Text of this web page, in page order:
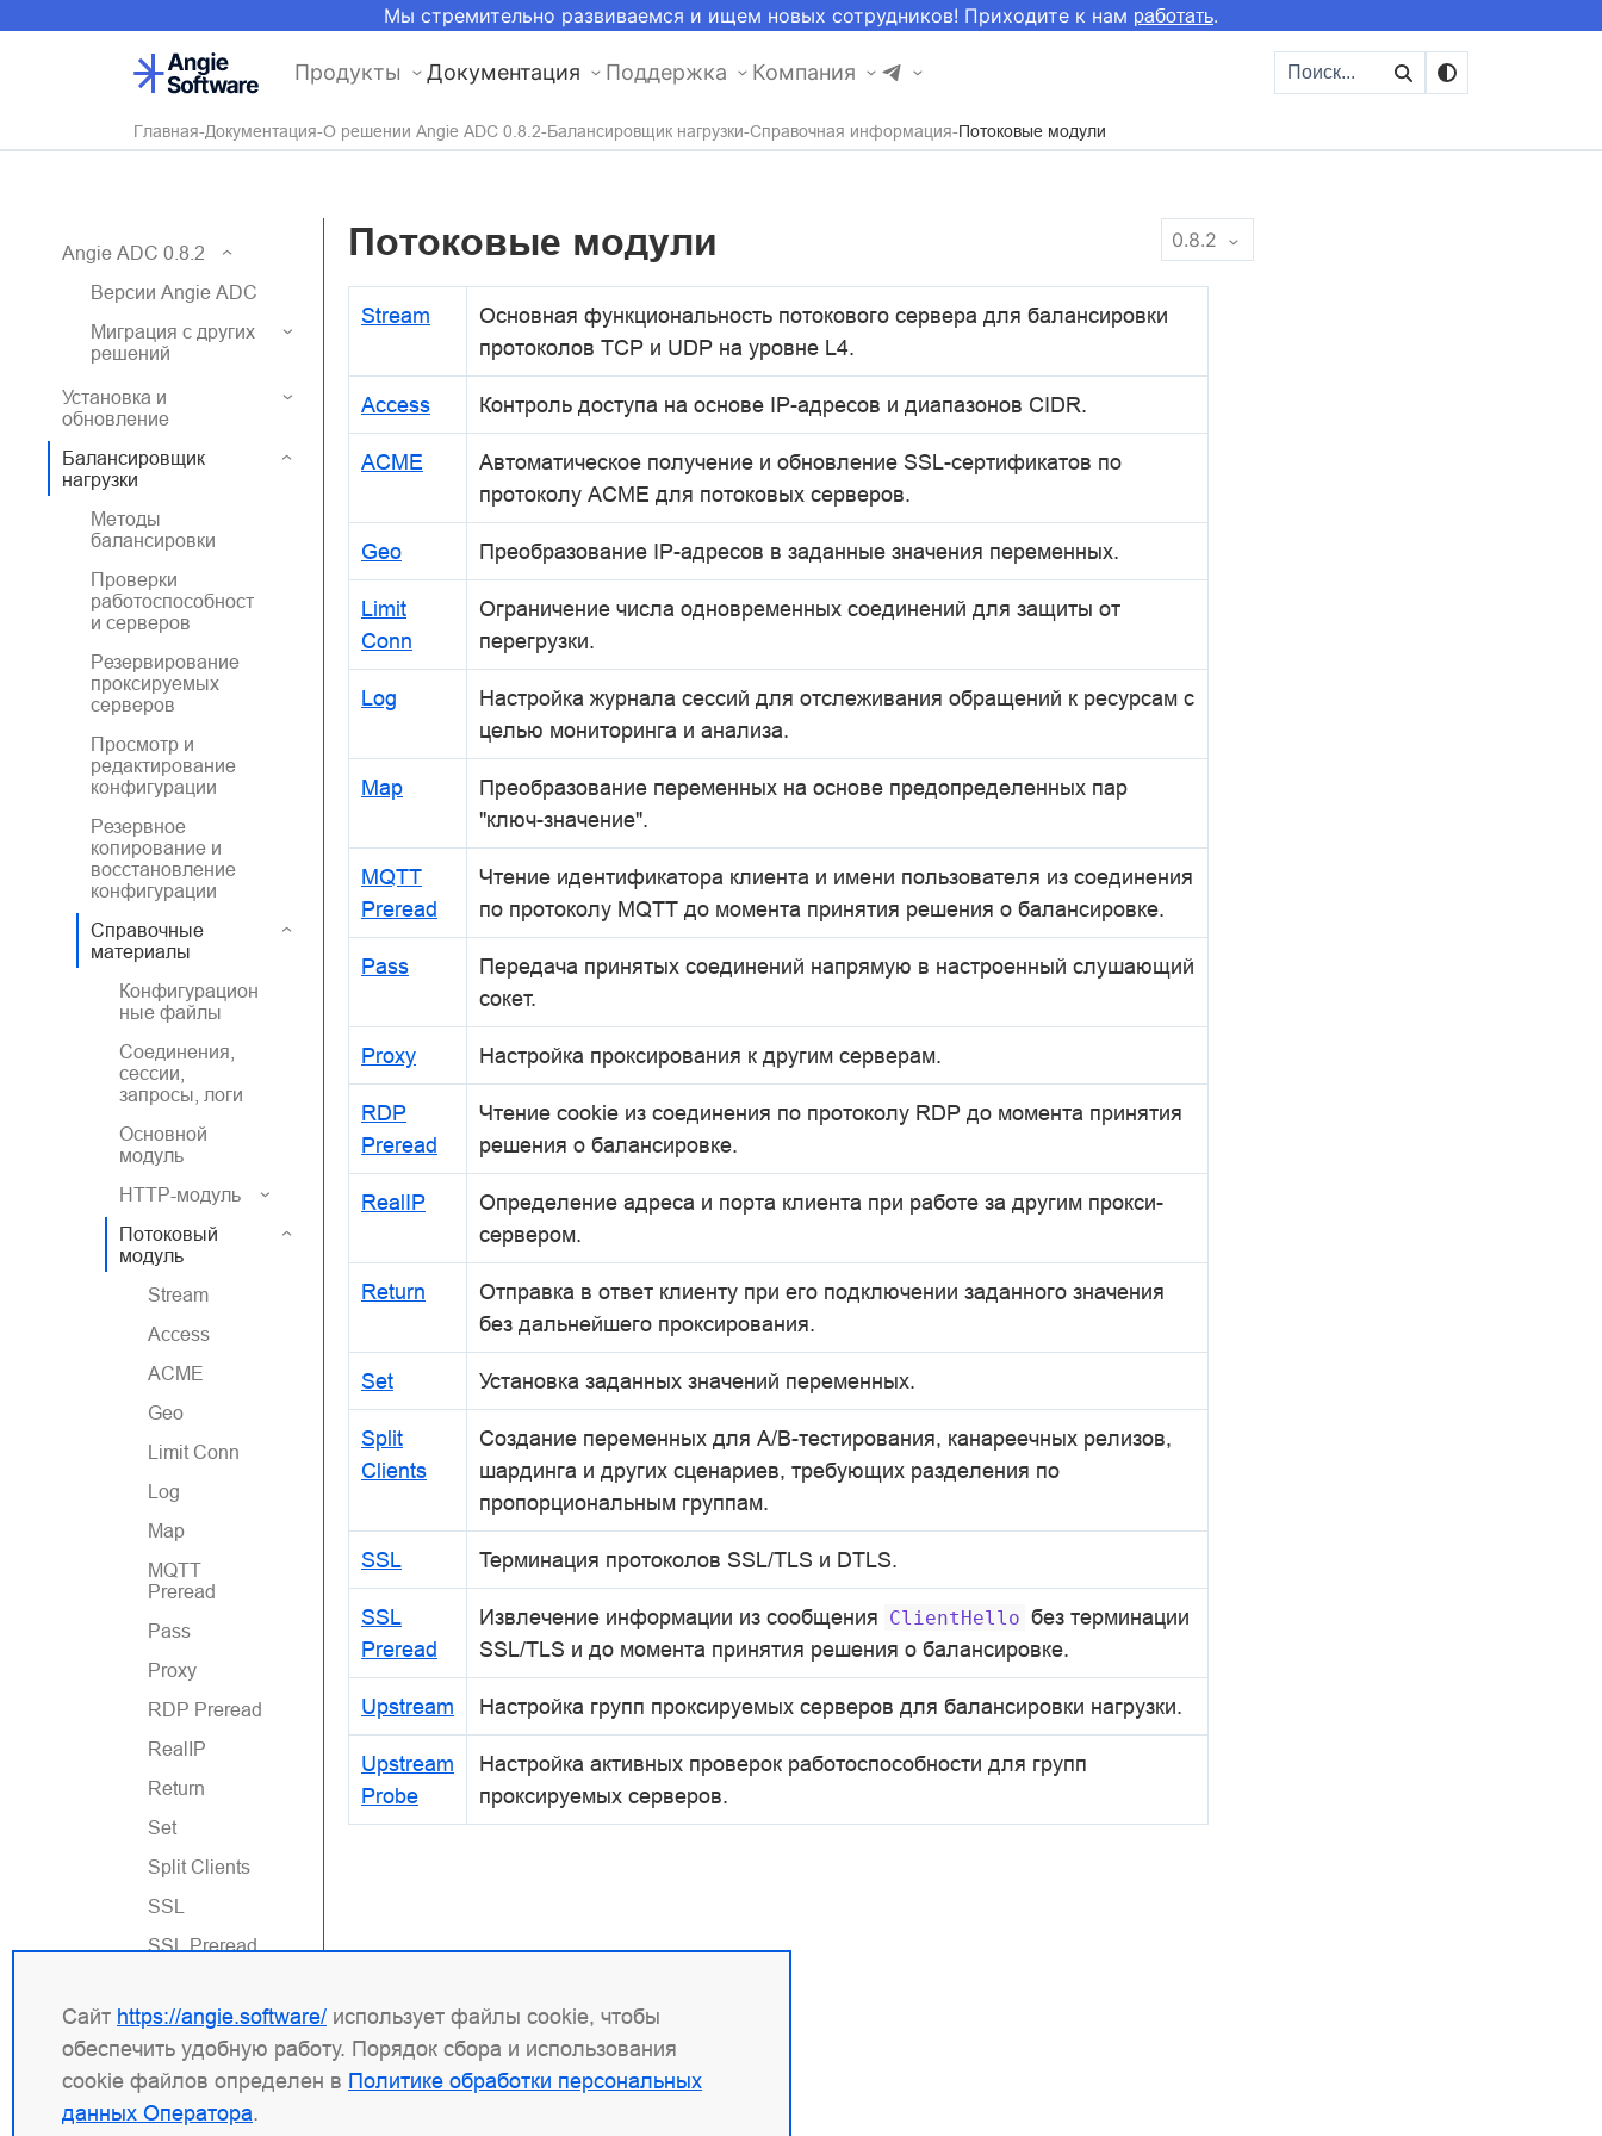
Мы стремительно развиваемся и ищем новых сотрудников! Приходите к нам работать.
Продукты Документация Поддержка Компания
Главная Документация О решении Angie ADC 0.8.2 Балансировщик нагрузки Справочная информация Потоковые модули
Angie ADC 0.8.2
Версии Angie ADC
Миграция с других
решений
Установка и
обновление
Балансировщик
нагрузки
Методы
балансировки
Проверки
работоспособност
и серверов
Резервирование
проксируемых
серверов
Просмотр и
редактирование
конфигурации
Резервное
копирование и
восстановление
конфигурации
Справочные
материалы
Конфигурацион
ные файлы
Соединения,
сессии,
запросы, логи
Основной
модуль
HTTP-модуль
Потоковый
модуль
Stream
Access
ACME
Geo
Limit Conn
Log
Map
MQTT
Preread
Pass
Proxy
RDP Preread
RealIP
Return
Set
Split Clients
SSL
SSL Preread
Upstream
Probe
Почтовый
модуль
0.8.2
Потоковые модули
Stream
Основная функциональность потокового сервера для балансировки
протоколов TCP и UDP на уровне L4.
Access Контроль доступа на основе IP-адресов и диапазонов CIDR.
ACME
Автоматическое получение и обновление SSL-сертификатов по
протоколу ACME для потоковых серверов.
Geo Преобразование IP-адресов в заданные значения переменных.
Limit
Conn
Ограничение числа одновременных соединений для защиты от
перегрузки.
Log
Настройка журнала сессий для отслеживания обращений к ресурсам с
целью мониторинга и анализа.
Map
Преобразование переменных на основе предопределенных пар
"ключ-значение".
MQTT
Preread
Чтение идентификатора клиента и имени пользователя из соединения
по протоколу MQTT до момента принятия решения о балансировке.
Pass
Передача принятых соединений напрямую в настроенный слушающий
сокет.
Proxy Настройка проксирования к другим серверам.
RDP
Preread
Чтение cookie из соединения по протоколу RDP до момента принятия
решения о балансировке.
RealIP
Определение адреса и порта клиента при работе за другим прокси-
сервером.
Return
Отправка в ответ клиенту при его подключении заданного значения
без дальнейшего проксирования.
Set Установка заданных значений переменных.
Split
Clients
Создание переменных для A/B-тестирования, канареечных релизов,
шардинга и других сценариев, требующих разделения по
пропорциональным группам.
SSL Терминация протоколов SSL/TLS и DTLS.
SSL
Preread
Извлечение информации из сообщения ClientHello без терминации
SSL/TLS и до момента принятия решения о балансировке.
Upstream Настройка групп проксируемых серверов для балансировки нагрузки.
Upstream
Probe
Настройка активных проверок работоспособности для групп
проксируемых серверов.
Сайт https://angie.software/ использует файлы cookie, чтобы
обеспечить удобную работу. Порядок сбора и использования
cookie файлов определен в Политике обработки персональных
данных Оператора.